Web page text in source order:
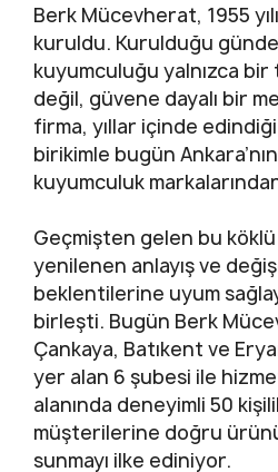
Berk Mücevherat, 1955
kuruldu. Kurulduğu
kuyumculuğu yalnızca
değil, güvene dayalı bir
firma, yıllar içinde
birikimle bugün
kuyumculuk
Geçmişten gelen bu köklü
yenilenen anlayış ve
beklentilerine uyum
birleşti. Bugün Berk
Çankaya, Batıkent ve
yer alan 6 şubesi ile
alanında deneyimli 50
müşterilerine doğru
sunmayı ilke ediniyor.